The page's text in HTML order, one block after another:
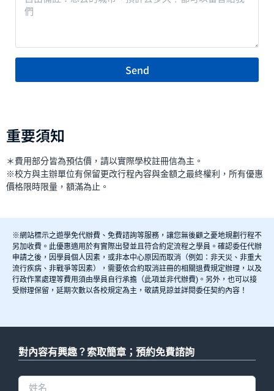
Send
重要須知
＊費用部分皆為預估價，請以實際學校註冊信為主。
※校方與主辦單位有保留更改行程內容與金額之最終權利，所有優惠
價格限時限量，額滿為止。
※網站標示之遊學免代辦費、免費諮詢等服務，讓您無後顧之憂地規劃行程不
另加收費。此優惠適用於有實際出發並且符合約定流程之學員。確認委任代辦
申請之後，因學員個人因素，或非本中心原因而取消（例如：非天災、非重大
流行疾病、非戰爭等因素），需要依合約取消註冊的相關退費規定辦理，以及
行政作業處理等費用須由學員自行承擔（此項並非代辦費)。另外，也可以接
受辦理保留，延期次數以各校規定為主，敬請見諒並詳閱委任契約內容！
對內容有興趣？索取簡章；預約免費諮詢